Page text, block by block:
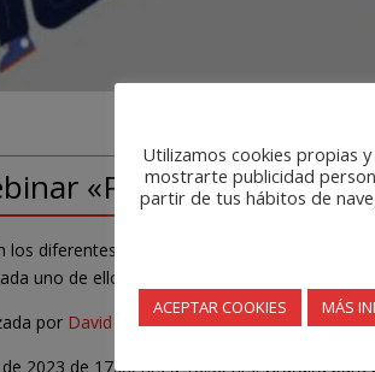
«Paradigmas para
los diferentes paradigmas y escuelas para
uno de ellos puede aportar a la
por David Mustieles
2023 de 17.00 hrs a 18.30 hrs. Gratuíta
Utilizamos cookies propias
mostrarte publicidad
partir de tus hábitos de
ACEPTAR COOKIES MÁS